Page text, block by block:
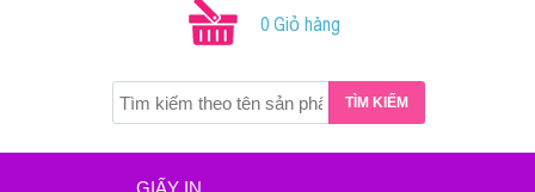
0 Giỏ hàng
TÌM KIẾM
GIẤY IN